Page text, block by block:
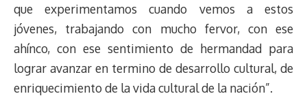
que experimentamos cuando vemos a estos
jóvenes, trabajando con mucho fervor, con ese
ahínco, con ese sentimiento de hermandad para
lograr avanzar en termino de desarrollo cultural, de
enriquecimiento de la vida cultural de la nación”.